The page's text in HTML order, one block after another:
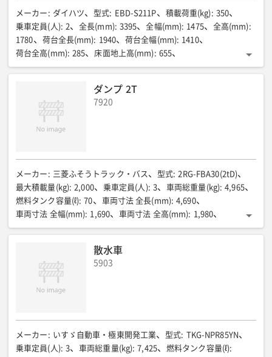
メーカー : ダイハツ 型式: EBD-S211P 積載荷重(kg): 350
乗車定員(人): 2 全長(mm): 3395 全幅(mm): 1475 全高(mm):
1780
荷台全長(mm): 1940 荷台全幅(mm): 1410
荷台全高(mm): 285 床面地上高(mm): 655
ホイールベース(mm): 1900 トレッド前/後(mm): 1295/1300
ー 燃料／タンク容量(L)
資格等(運転):
ダンプ 2T
7920
メーカー : 三菱ふそうトラック・バス 型式: 2RG-FBA30(2tD)
最大積載量(kg): 2,000 乗車定員(人): 3 車両総重量(kg): 4,965
燃料タンク容量(ℓ): 70 車両寸法 全長(mm): 4,690
車両寸法 全幅(mm): 1,690 車両寸法 全高(mm): 1,980
荷台寸法 全長(mm): 3,050 荷台寸法 全幅(mm): 1,600
散水車
5903
メーカー : いすゞ自動車・極東開発工業 型式: TKG-NPR85YN
乗車定員(人): 3 車両総重量(kg): 7,425 燃料タンク容量(ℓ):